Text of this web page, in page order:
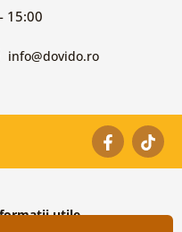
15:00
info@dovido.ro
utile